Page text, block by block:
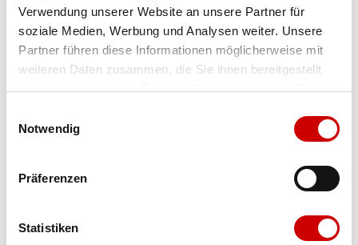
Verwendung unserer Website an unsere Partner für
soziale Medien, Werbung und Analysen weiter. Unsere
Partner führen diese Informationen möglicherweise mit
weiteren Daten zusammen, die Sie ihnen bereitgestellt
haben oder die sie im Rahmen Ihrer Nutzung der Dienste
Notwendig
Präferenzen
Statistiken
Farbe dunkelpetrol/limone
IN DEN WARENKORB